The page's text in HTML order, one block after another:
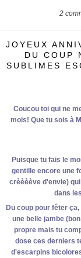
2
JOYEUX
DU COUP
SUBLIMES
Coucou toi qui ne
mois! Que tu sois à
Puisque tu fais le
gentille encore une
crèèèève d'envie)
dans
Du coup pour fêter
une belle jambe
propre mais tu
dose ces derniers
d'escarpins